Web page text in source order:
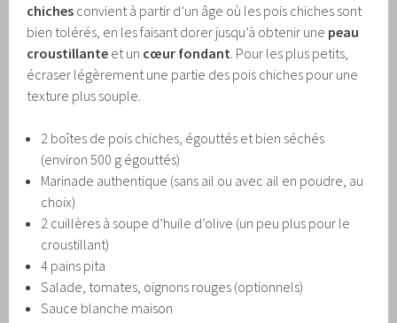
chiches convient à partir d’un âge où les pois chiches sont
bien tolérés, en les faisant dorer jusqu’à obtenir une peau
croustillante et un cœur fondant. Pour les plus petits,
écraser légèrement une partie des pois chiches pour une
texture plus souple.
2 boîtes de pois chiches, égouttés et bien séchés
(environ 500 g égouttés)
Marinade authentique (sans ail ou avec ail en poudre, au
choix)
2 cuillères à soupe d’huile d’olive (un peu plus pour le
croustillant)
4 pains pita
Salade, tomates, oignons rouges (optionnels)
Sauce blanche maison